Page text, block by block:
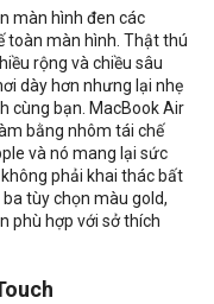
màn hình đen các
toàn màn hình. Thật thú
rộng và chiều sâu
dày hơn nhưng lại nhẹ
cùng bạn. MacBook Air
bằng nhôm tái chế
và nó mang lại sức
phải khai thác bất
tùy chọn màu gold,
phù hợp với sở thích